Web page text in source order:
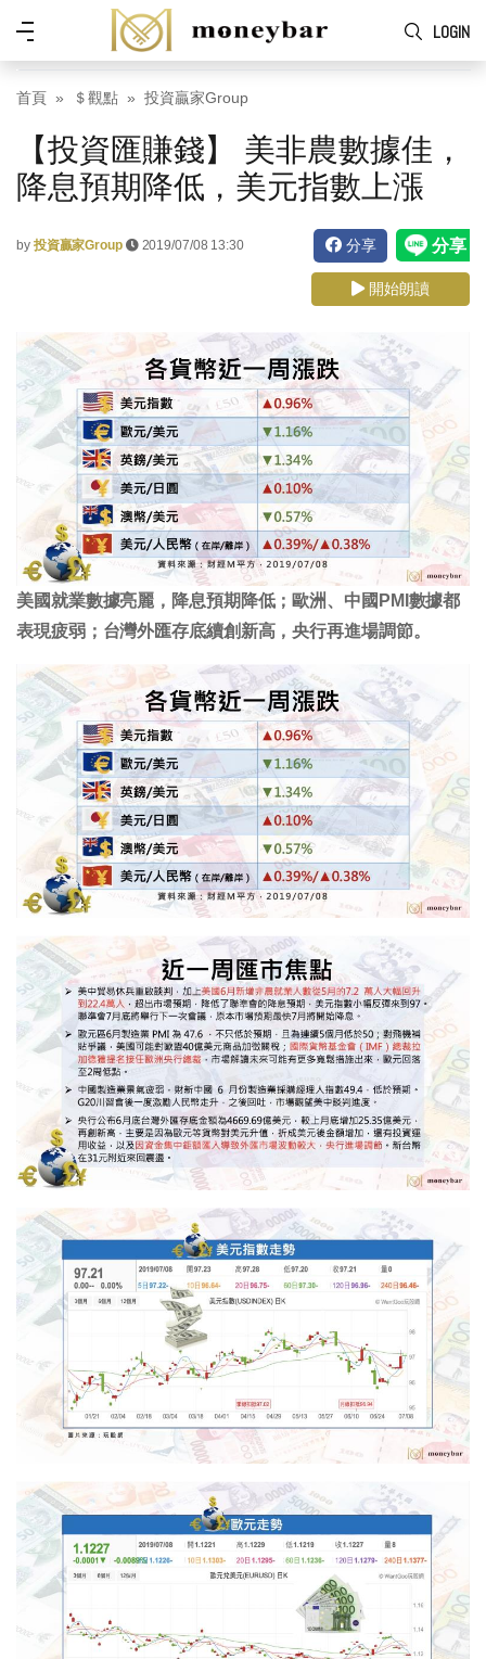
Skip to main content
LOGIN
功
能
表
首頁 ＄觀點 投資贏家Group
【投資匯賺錢】 美非農數據佳，
降息預期降低，美元指數上漲
by 投資贏家Group 2019/07/08 13:30 分享
開始朗讀
美國就業數據亮麗，降息預期降低；歐洲、中國PMI數據都
表現疲弱；台灣外匯存底續創新高，央行再進場調節。